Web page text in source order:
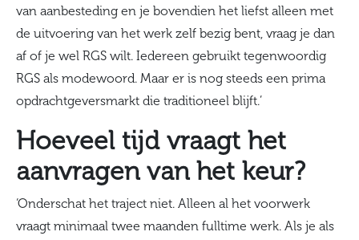
van aanbesteding en je bovendien het liefst alleen met
de uitvoering van het werk zelf bezig bent, vraag je dan
af of je wel RGS wilt. Iedereen gebruikt tegenwoordig
RGS als modewoord. Maar er is nog steeds een prima
opdrachtgeversmarkt die traditioneel blijft.’
Hoeveel tijd vraagt het
aanvragen van het keur?
‘Onderschat het traject niet. Alleen al het voorwerk
vraagt minimaal twee maanden fulltime werk. Als je als